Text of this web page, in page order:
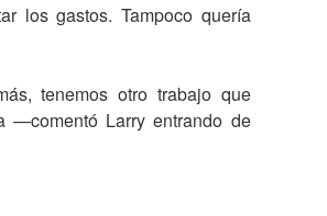
los gastos. Tampoco quería
tenemos otro trabajo que
—comentó Larry entrando de